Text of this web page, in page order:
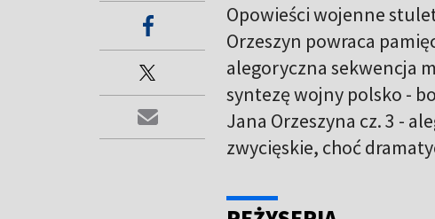
Opowieści wojenne
Orzeszyn powraca
alegoryczna sekwencja
syntezę wojny polsko -
Jana Orzeszyna cz. 3 -
zwycięskie, choć